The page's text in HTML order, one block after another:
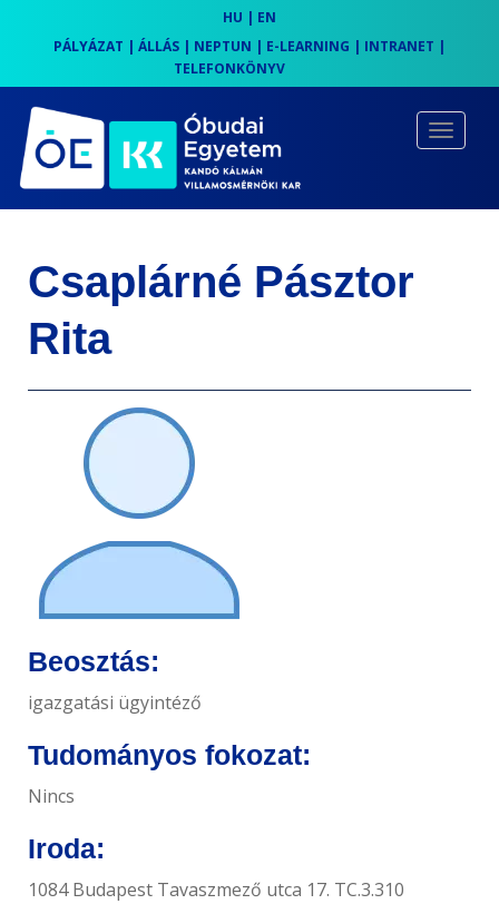
HU | EN
PÁLYÁZAT | ÁLLÁS | NEPTUN | E-LEARNING | INTRANET |
TELEFONKÖNYV
Csaplárné Pásztor
Rita
Beosztás:
igazgatási ügyintéző
Tudományos fokozat:
Nincs
Iroda:
1084 Budapest Tavaszmező utca 17. TC.3.310